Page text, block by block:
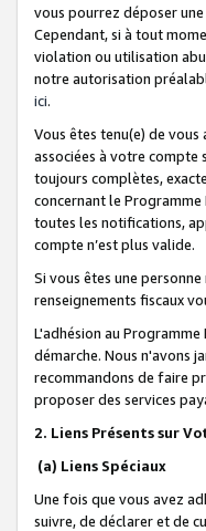
vous pourrez déposer
Cependant, si à tout
violation ou utilisation
notre autorisation
ici.
Vous êtes tenu(e) de
associées à votre compte
toujours complètes,
concernant le
toutes les notifications,
compte n’est plus valide.
Si vous êtes une
renseignements fiscaux
L'adhésion au
démarche. Nous n'avons
recommandons de faire
proposer des services
2. Liens Présents sur
(a) Liens Spéciaux
Une fois que vous avez
suivre, de déclarer et de